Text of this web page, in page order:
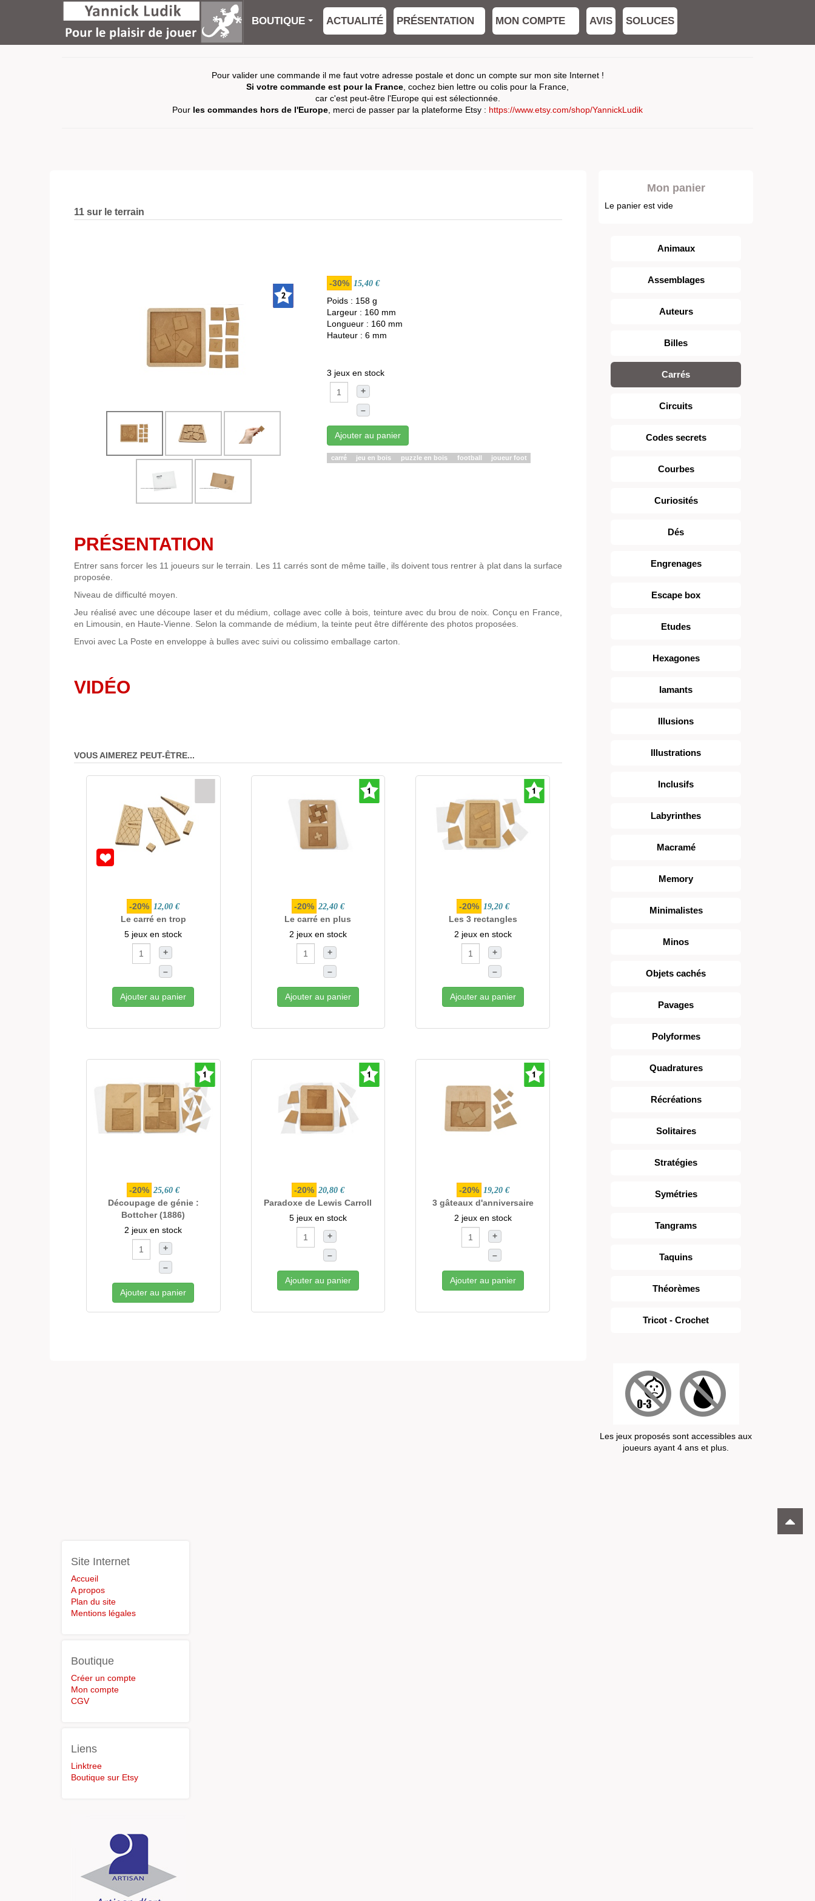
BOUTIQUE ACTUALITÉ PRÉSENTATION MON COMPTE AVIS SOLUCES
Pour valider une commande il me faut votre adresse postale et donc un compte sur mon site Internet !
Si votre commande est pour la France , cochez bien lettre ou colis pour la France,
car c'est peut-être l'Europe qui est sélectionnée.
Pour les commandes hors de l'Europe , merci de passer par la plateforme Etsy : https://www.etsy.com/shop/YannickLudik
11 sur le terrain
-30% 15,40 €
Poids : 158 g
Largeur : 160 mm
Longueur : 160 mm
Hauteur : 6 mm
3 jeux en stock
+
–
Ajouter au panier
carré jeu en bois puzzle en bois football joueur foot
PRÉSENTATION
Entrer sans forcer les 11 joueurs sur le terrain. Les 11 carrés sont de même taille, ils doivent tous rentrer à plat dans la surface
proposée.
Niveau de difficulté moyen.
Jeu réalisé avec une découpe laser et du médium, collage avec colle à bois, teinture avec du brou de noix. Conçu en France,
en Limousin, en Haute-Vienne. Selon la commande de médium, la teinte peut être différente des photos proposées.
Envoi avec La Poste en enveloppe à bulles avec suivi ou colissimo emballage carton.
VIDÉO
VOUS AIMEREZ PEUT-ÊTRE...
-20% 12,00 €
Le carré en trop
5 jeux en stock
+
–
Ajouter au panier
-20% 22,40 €
Le carré en plus
2 jeux en stock
+
–
Ajouter au panier
-20% 19,20 €
Les 3 rectangles
2 jeux en stock
+
–
Ajouter au panier
-20% 25,60 €
Découpage de génie :
Bottcher (1886)
2 jeux en stock
+
–
Ajouter au panier
-20% 20,80 €
Paradoxe de Lewis Carroll
5 jeux en stock
+
–
Ajouter au panier
-20% 19,20 €
3 gâteaux d'anniversaire
2 jeux en stock
+
–
Ajouter au panier
Mon panier
Le panier est vide
Animaux
Assemblages
Auteurs
Billes
Carrés
Circuits
Codes secrets
Courbes
Curiosités
Dés
Engrenages
Escape box
Etudes
Hexagones
Iamants
Illusions
Illustrations
Inclusifs
Labyrinthes
Macramé
Memory
Minimalistes
Minos
Objets cachés
Pavages
Polyformes
Quadratures
Récréations
Solitaires
Stratégies
Symétries
Tangrams
Taquins
Théorèmes
Tricot - Crochet
Les jeux proposés sont accessibles aux
joueurs ayant 4 ans et plus.
Site Internet
Accueil
A propos
Plan du site
Mentions légales
Boutique
Créer un compte
Mon compte
CGV
Liens
Linktree
Boutique sur Etsy